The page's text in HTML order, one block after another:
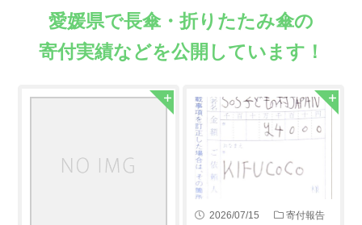
愛媛県で長傘・折りたたみ傘の
寄付実績などを公開しています！
2026/07/15 寄付報告